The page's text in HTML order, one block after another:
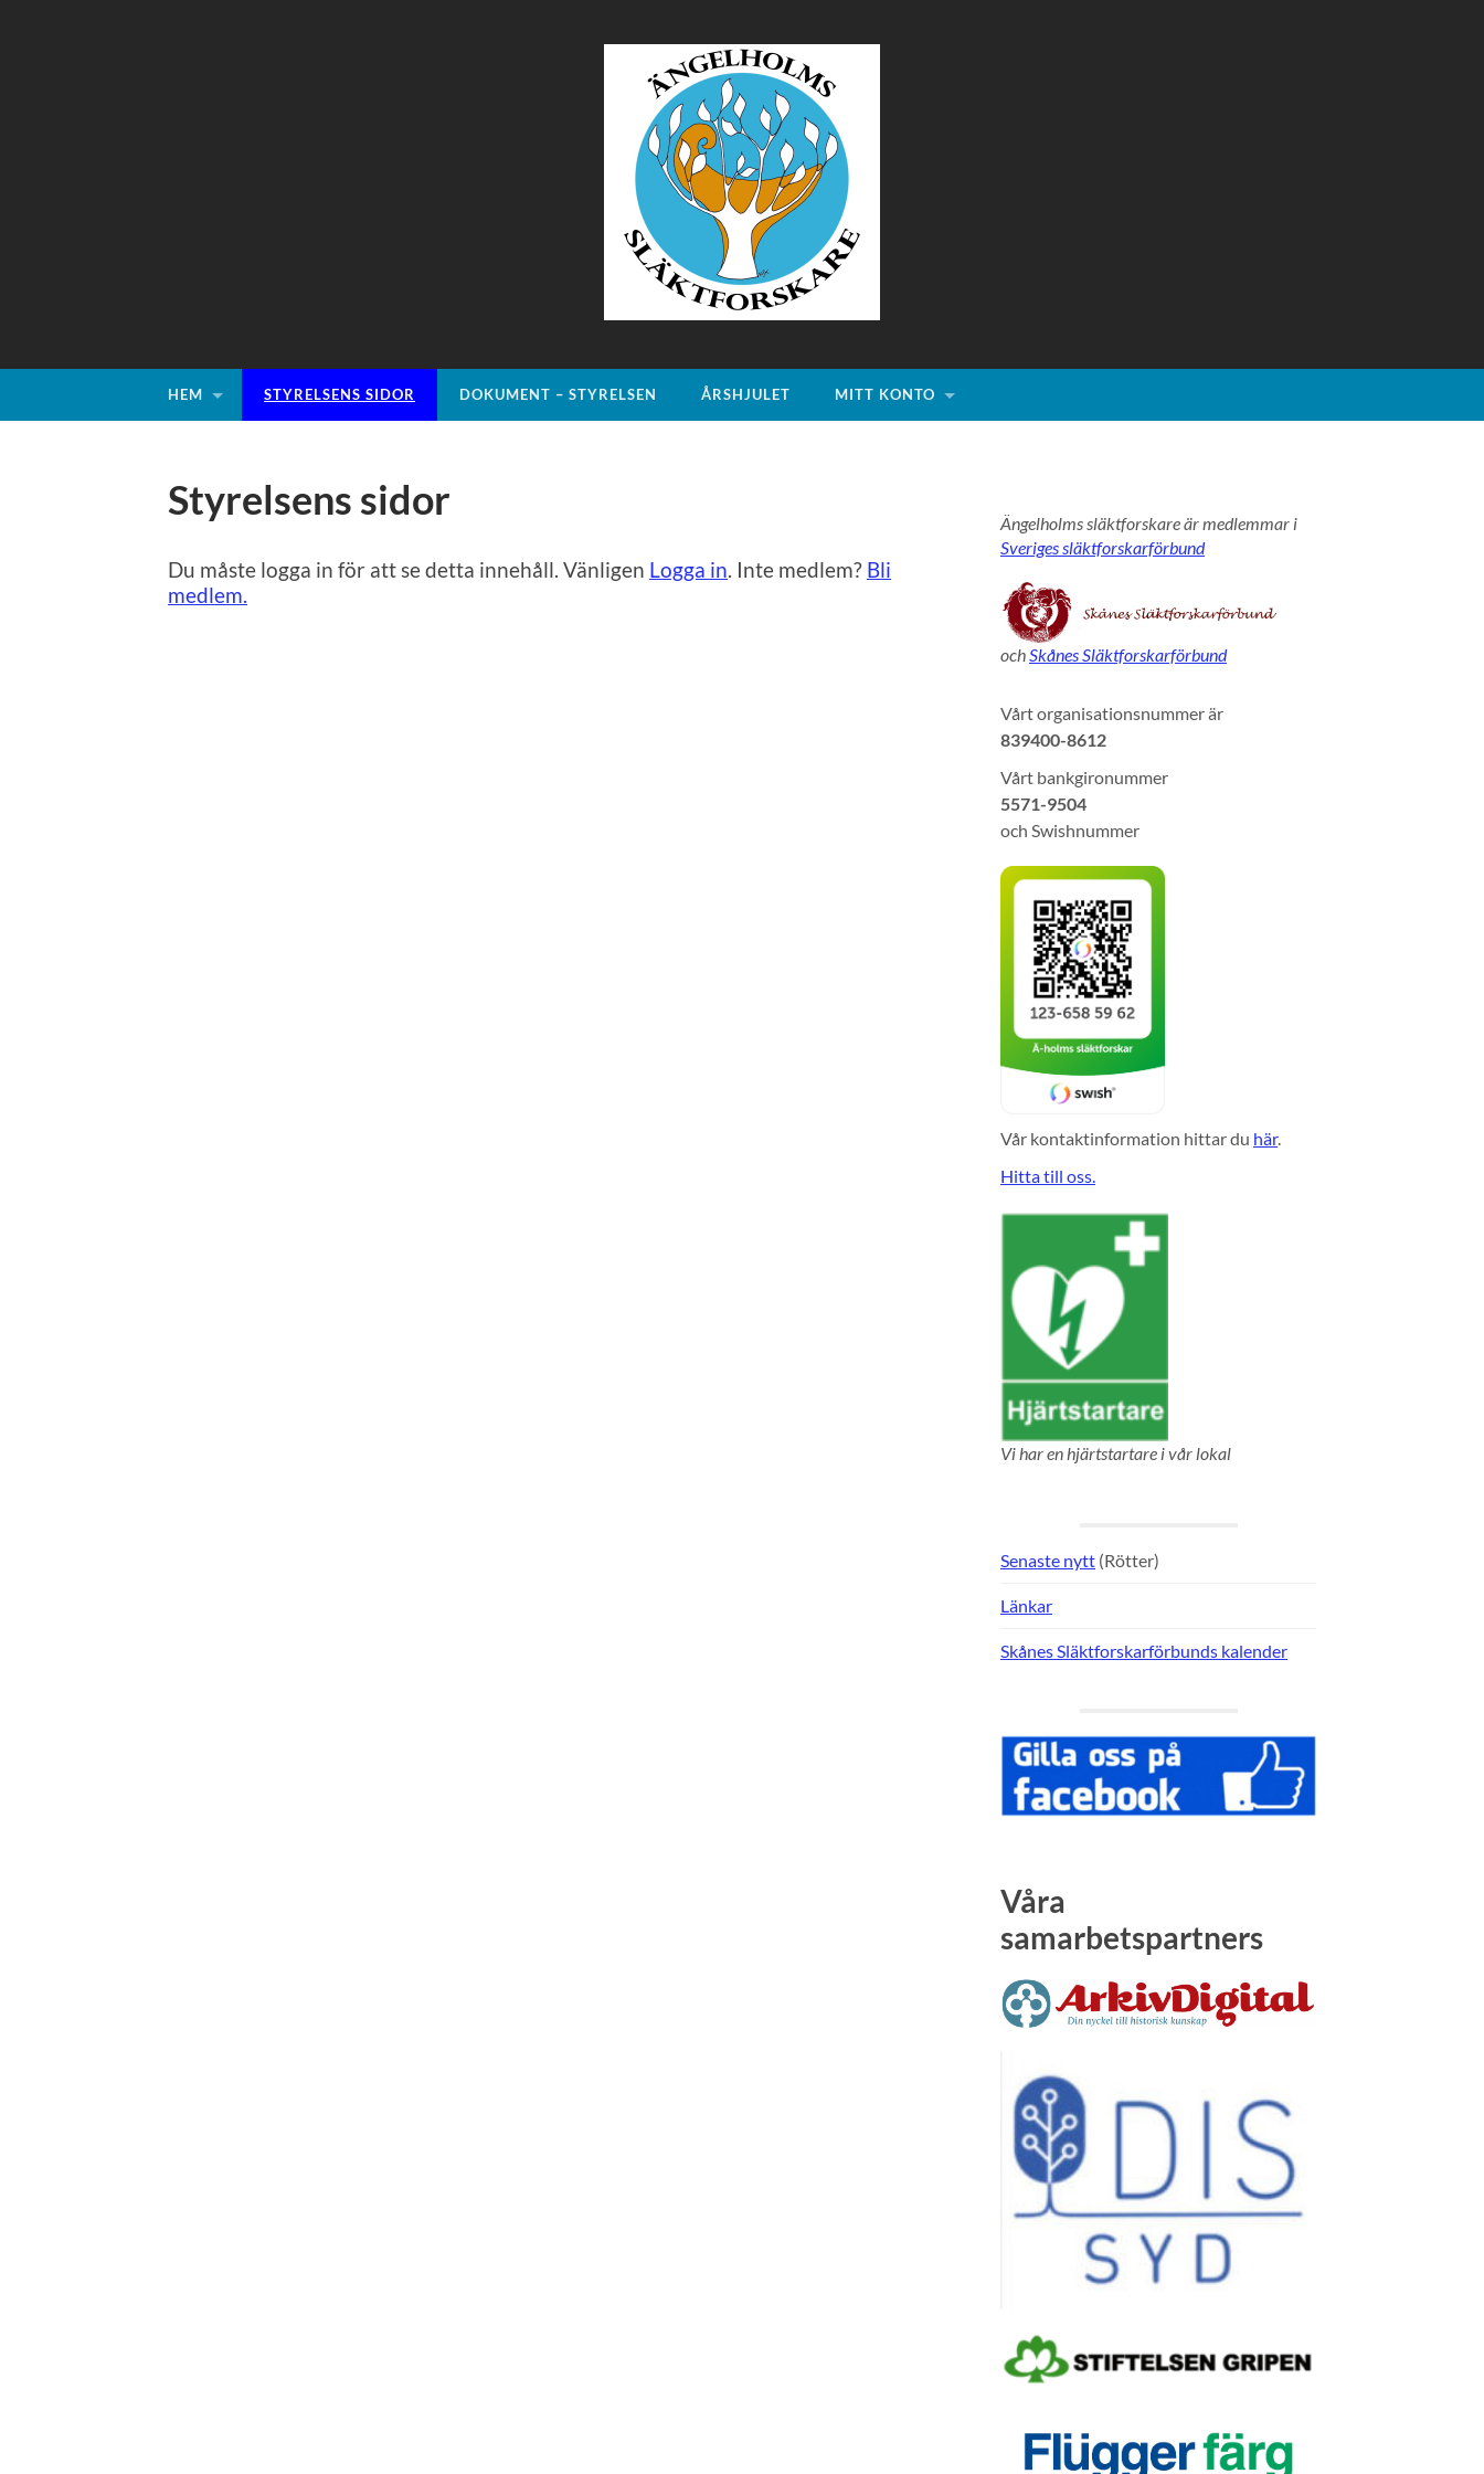
HEM STYRELSENS SIDOR DOKUMENT – STYRELSEN ÅRSHJULET MITT KONTO
Styrelsens sidor
Du måste logga in för att se detta innehåll. Vänligen Logga in. Inte medlem? Bli
medlem.
Ängelholms släktforskare är medlemmar i
Sveriges släktforskarförbund
ochSkånes Släktforskarförbund
Vårt organisationsnummer är
839400-8612
Vårt bankgironummer
5571-9504
och Swishnummer
Vår kontaktinformation hittar du här.
Hitta till oss.
Vi har en hjärtstartare i vår lokal
Senaste nytt (Rötter)
Länkar
Skånes Släktforskarförbunds kalender
Våra
samarbetspartners